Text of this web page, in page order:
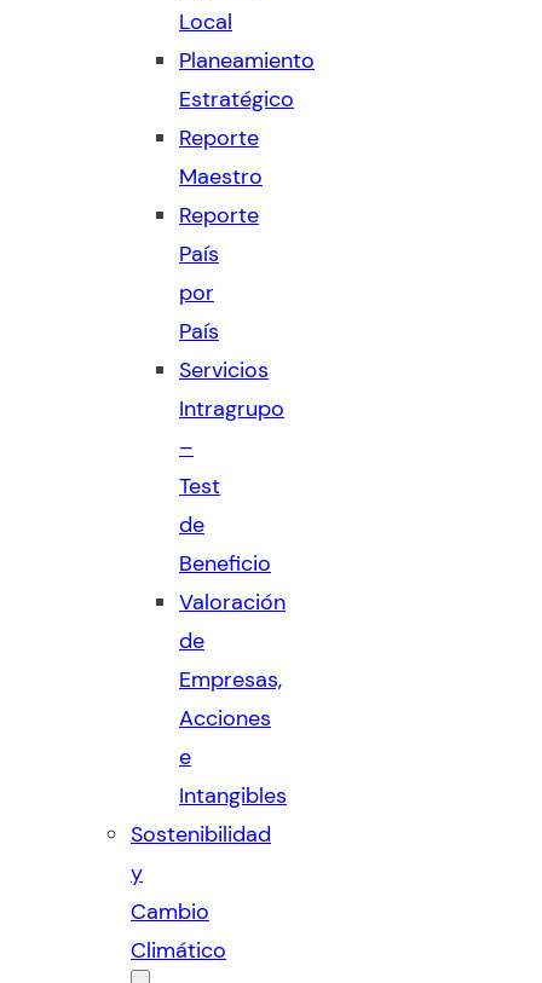
Local
Planeamiento
Estratégico
Reporte
Maestro
Reporte
País
por
País
Servicios
Intragrupo
–
Test
de
Beneficio
Valoración
de
Empresas,
Acciones
e
Intangibles
Sostenibilidad
y
Cambio
Climático